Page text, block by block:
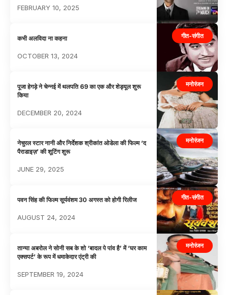
FEBRUARY 10, 2025
गीत-संगीत
कभी अलविदा ना कहना
OCTOBER 13, 2024
मनोरंजन
पूजा हेगड़े ने चेन्नई में थलपति 69 का एक और शेड्यूल शुरू
किया
DECEMBER 20, 2024
मनोरंजन
नेचुरल स्टार नानी और निर्देशक श्रीकांत ओडेला की फिल्म ‘द
पैराडाइज़’ की शूटिंग शुरू
JUNE 29, 2025
गीत-संगीत
पवन सिंह की फिल्म सूर्यवंशम 30 अगस्त को होगी रिलीज
AUGUST 24, 2024
मनोरंजन
तान्या अबरोल ने सोनी सब के शो ‘बादल पे पांव है’ में ‘घर काम
एक्सपर्ट’ के रूप में धमाकेदार एंट्री की
SEPTEMBER 19, 2024